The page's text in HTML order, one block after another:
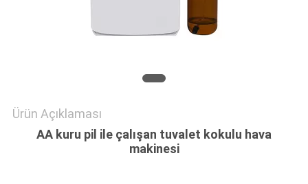
Ürün Açıklaması
AA kuru pil ile çalışan tuvalet kokulu hava
makinesi